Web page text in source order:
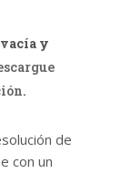
vacía y
de
con un